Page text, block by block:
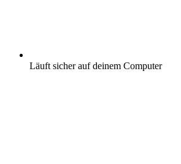
Läuft sicher auf deinem Computer